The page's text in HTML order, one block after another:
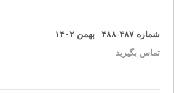
شماره ۴۸۷-۴۸۸– بهمن ۱۴۰۲
تماس بگیرید